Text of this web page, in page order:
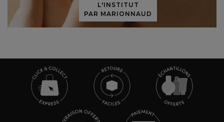
L'INSTITUT
PAR MARIONNAUD